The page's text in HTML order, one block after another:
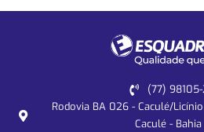
(77) 98105-
Rodovia BA 026 - Caculé/
Caculé -